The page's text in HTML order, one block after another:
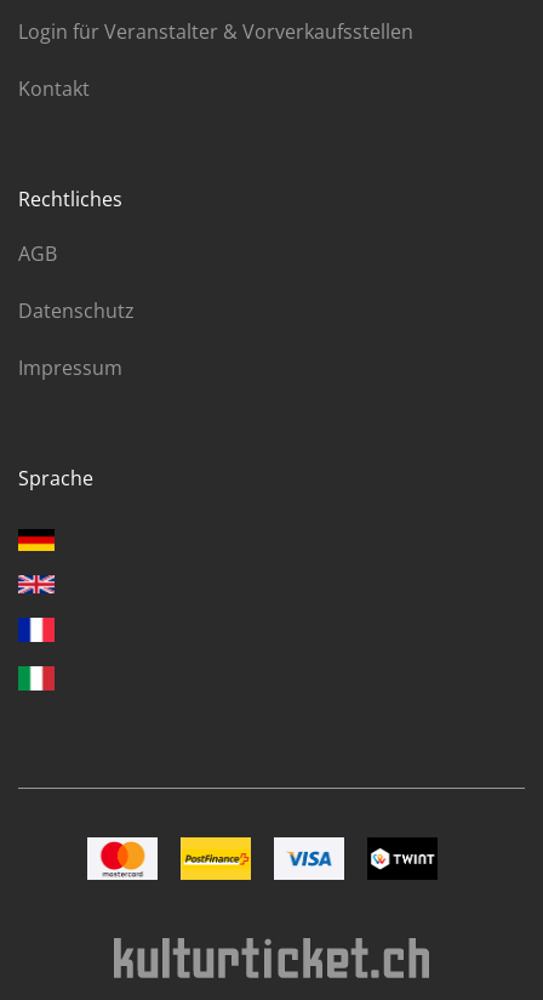
Login für Veranstalter & Vorverkaufsstellen
Kontakt
Rechtliches
AGB
Datenschutz
Impressum
Sprache
Bild MastercardBild Postfinance
Bild VISA Bild TWINT